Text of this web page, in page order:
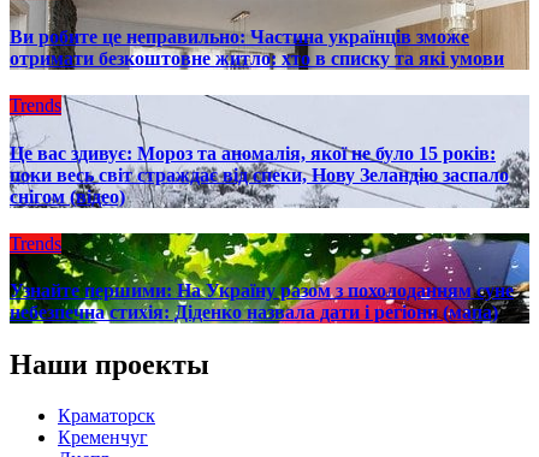
Ви робите це неправильно: Частина українців зможе
отримати безкоштовне житло: хто в списку та які умови
Trends
Це вас здивує: Мороз та аномалія, якої не було 15 років:
поки весь світ страждає від спеки, Нову Зеландію заспало
снігом (відео)
Trends
Узнайте першими: На Україну разом з похолоданням суне
небезпечна стихія: Діденко назвала дати і регіони (мапа)
Наши проекты
Краматорск
Кременчуг